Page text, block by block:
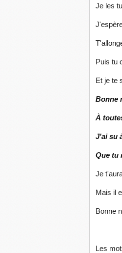
Je les
Puis tu
Et je te
Bonne
À
J'ai su
Que tu
Je
Mais il
Bonne
Les